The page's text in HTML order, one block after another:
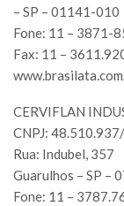
– SP – 01141-010
Fone: 11 – 3871-
Fax: 11 –
CERVIFLAN
CNPJ:
Rua: Indubel, 357
Guarulhos – SP –
Fone: 11 –